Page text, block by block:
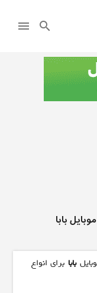
search
menu
بابا
بابا برای انواع